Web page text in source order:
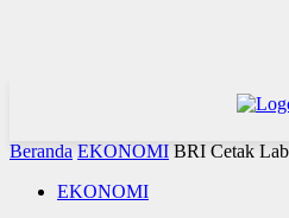
Beranda EKONOMI BRI Cetak
EKONOMI